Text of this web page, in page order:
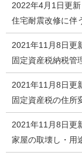
2022年4月1日更新
住宅耐震改修に伴
2021年11月8日更
固定資産税納税管
2021年11月8日更
固定資産税の住所
2021年11月8日更
家屋の取壊し・用